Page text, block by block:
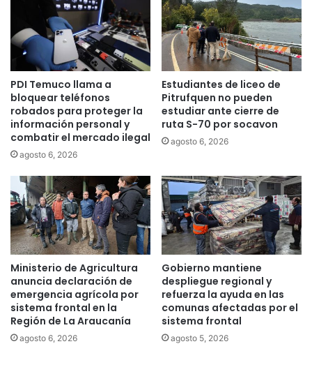
a
l
e
s
d
e
C
h
i
l
e
o
u
r
b
a
n
o
e
T
e
m
u
c
o
PDI Temuco llama a
bloquear teléfonos
robados para proteger la
información personal y
combatir el mercado ilegal
agosto 6, 2026
Estudiantes de liceo de
Pitrufquen no pueden
estudiar ante cierre de
ruta S-70 por socavon
agosto 6, 2026
Ministerio de Agricultura
anuncia declaración de
emergencia agrícola por
sistema frontal en la
Región de La Araucanía
agosto 6, 2026
Gobierno mantiene
despliegue regional y
refuerza la ayuda en las
comunas afectadas por el
sistema frontal
agosto 5, 2026